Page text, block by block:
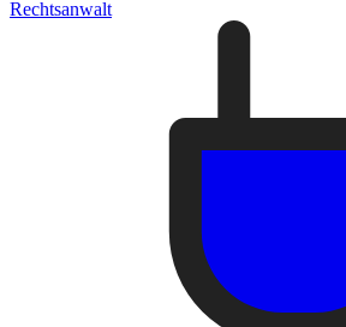
Rechtsanwalt